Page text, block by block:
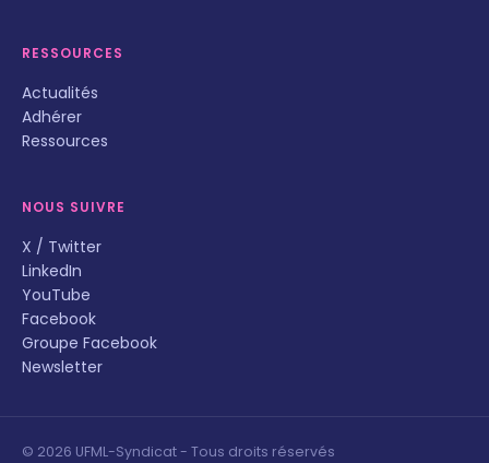
RESSOURCES
Actualités
Adhérer
Ressources
NOUS SUIVRE
X / Twitter
LinkedIn
YouTube
Facebook
Groupe Facebook
Newsletter
© 2026 UFML-Syndicat - Tous droits réservés